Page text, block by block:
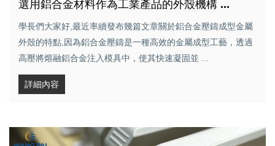
選用鋁合金材料作為工業產品的外殼機構 ...
學長們大家好,最近率續發布幾篇文章關於鋁合金壓鑄成型金屬
外殼的特點,因為鋁合金壓鑄是一種高效的金屬成型工藝，透過
高壓將熔融鋁合金注入模具中，使其快速凝固並 ...
詳細內容